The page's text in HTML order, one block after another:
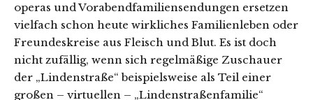
operas und Vorabendfamiliensendungen ersetzen
vielfach schon heute wirkliches Familienleben oder
Freundeskreise aus Fleisch und Blut. Es ist doch
nicht zufällig, wenn sich regelmäßige Zuschauer
der „Lindenstraße“ beispielsweise als Teil einer
großen – virtuellen – „Lindenstraßenfamilie“